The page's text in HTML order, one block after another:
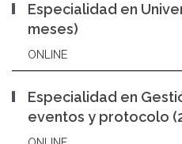
Especialidad en
meses)
ONLINE
Especialidad en
eventos y protocolo